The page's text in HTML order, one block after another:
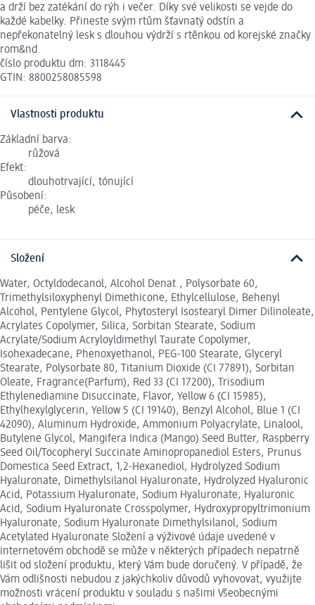
a drží bez zatékání do rýh i večer. Díky své velikosti se vejde do
každé kabelky. Přineste svým rtům šťavnatý odstín a
nepřekonatelný lesk s dlouhou výdrží s rtěnkou od korejské značky
rom&nd.
číslo produktu dm: 3118445
GTIN: 8800258085598
Vlastnosti produktu
Základní barva:
růžová
Efekt:
dlouhotrvající, tónující
Působení:
péče, lesk
Složení
Water, Octyldodecanol, Alcohol Denat., Polysorbate 60,
Trimethylsiloxyphenyl Dimethicone, Ethylcellulose, Behenyl
Alcohol, Pentylene Glycol, Phytosteryl Isostearyl Dimer Dilinoleate,
Acrylates Copolymer, Silica, Sorbitan Stearate, Sodium
Acrylate/Sodium Acryloyldimethyl Taurate Copolymer,
Isohexadecane, Phenoxyethanol, PEG-100 Stearate, Glyceryl
Stearate, Polysorbate 80, Titanium Dioxide (CI 77891), Sorbitan
Oleate, Fragrance(Parfum), Red 33 (CI 17200), Trisodium
Ethylenediamine Disuccinate, Flavor, Yellow 6 (CI 15985),
Ethylhexylglycerin, Yellow 5 (CI 19140), Benzyl Alcohol, Blue 1 (CI
42090), Aluminum Hydroxide, Ammonium Polyacrylate, Linalool,
Butylene Glycol, Mangifera Indica (Mango) Seed Butter, Raspberry
Seed Oil/Tocopheryl Succinate Aminopropanediol Esters, Prunus
Domestica Seed Extract, 1,2-Hexanediol, Hydrolyzed Sodium
Hyaluronate, Dimethylsilanol Hyaluronate, Hydrolyzed Hyaluronic
Acid, Potassium Hyaluronate, Sodium Hyaluronate, Hyaluronic
Acid, Sodium Hyaluronate Crosspolymer, Hydroxypropyltrimonium
Hyaluronate, Sodium Hyaluronate Dimethylsilanol, Sodium
Acetylated Hyaluronate Složení a výživové údaje uvedené v
internetovém obchodě se může v některých případech nepatrně
lišit od složení produktu, který Vám bude doručený. V případě, že
Vám odlišnosti nebudou z jakýchkoliv důvodů vyhovovat, využijte
možnosti vrácení produktu v souladu s našimi Všeobecnými